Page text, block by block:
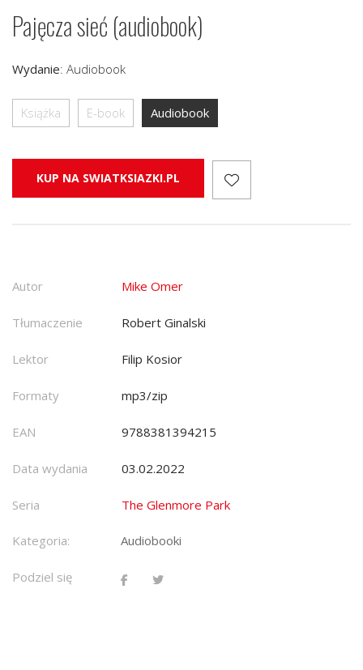
Pajęcza sieć (audiobook)
Wydanie: Audiobook
Książka E-book Audiobook
KUP NA SWIATKSIAZKI.PL
Autor Mike Omer
Tłumaczenie Robert Ginalski
Lektor Filip Kosior
Formaty mp3/zip
EAN 9788381394215
Data wydania 03.02.2022
Seria The Glenmore Park
Kategoria: Audiobooki
Podziel się